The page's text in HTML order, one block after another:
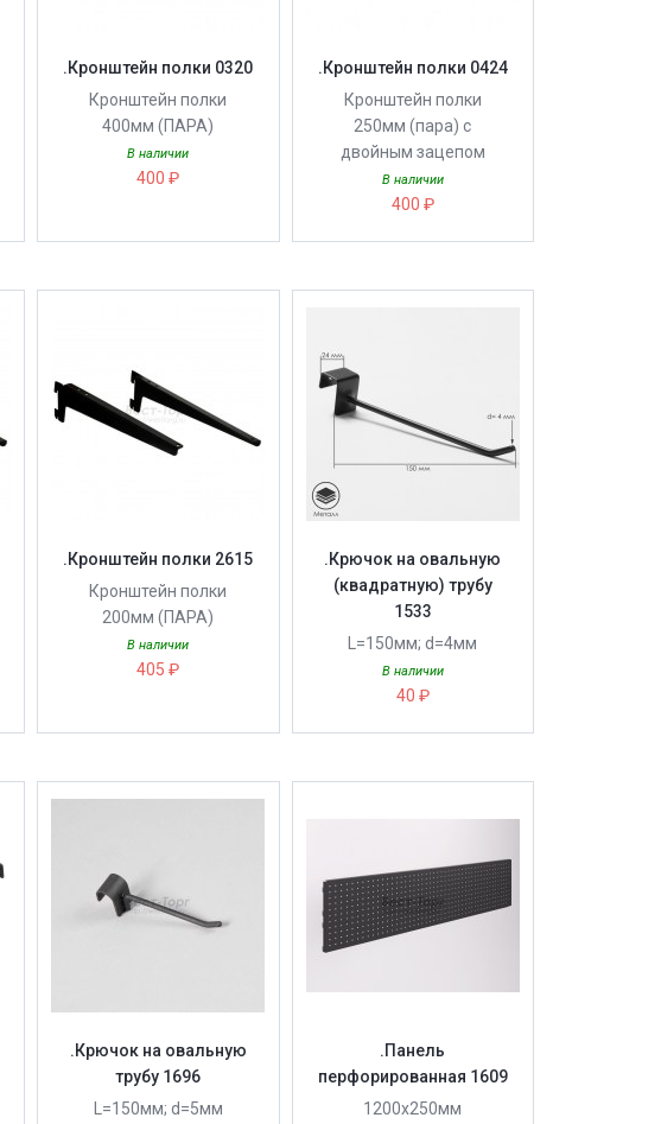
.Кронштейн полки 0320
Кронштейн полки
400мм (ПАРА)
В наличии
400 ₽
.Кронштейн полки 0424
Кронштейн полки
250мм (пара) с
двойным зацепом
В наличии
400 ₽
.Кронштейн полки 2615
Кронштейн полки
200мм (ПАРА)
В наличии
405 ₽
.Крючок на овальную
(квадратную) трубу
1533
L=150мм; d=4мм
В наличии
40 ₽
.Крючок на овальную
трубу 1696
L=150мм; d=5мм
.Панель
перфорированная 1609
1200х250мм